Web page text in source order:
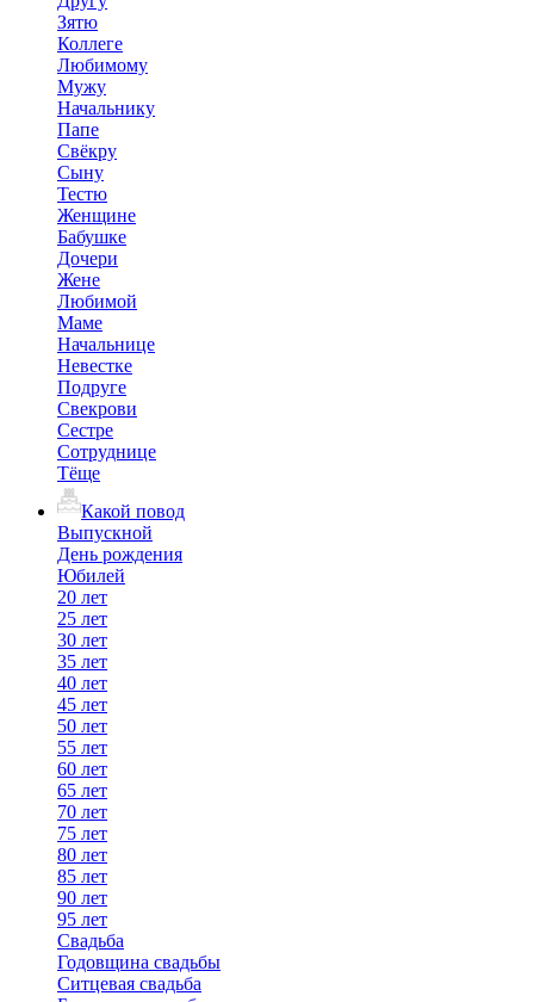
Зятю
Коллеге
Любимому
Мужу
Начальнику
Папе
Свёкру
Сыну
Тестю
Женщине
Бабушке
Дочери
Жене
Любимой
Маме
Начальнице
Невестке
Подруге
Свекрови
Сестре
Сотруднице
Тёще
Какой повод
Выпускной
День рождения
Юбилей
20 лет
25 лет
30 лет
35 лет
40 лет
45 лет
50 лет
55 лет
60 лет
65 лет
70 лет
75 лет
80 лет
85 лет
90 лет
95 лет
Свадьба
Годовщина свадьбы
Ситцевая свадьба